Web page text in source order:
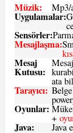
Müzik: Mp3/
Uygulamalar:
Sensörler:
Mesajlaşma:
Mesaj
Kutusu:
ata
Tarayıcı:
Oyunlar:
+
Java: Java